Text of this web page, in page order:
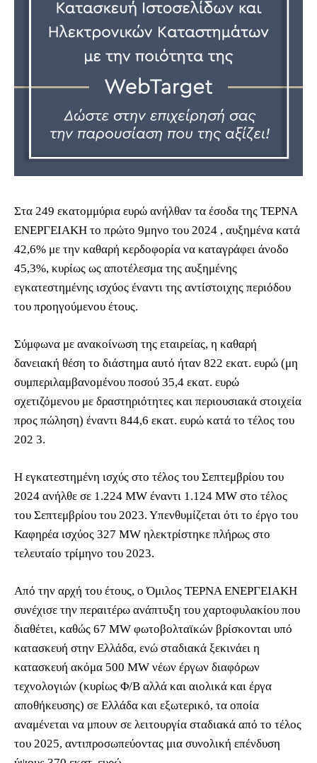
Στα 249 εκατομμύρια ευρώ ανήλθαν τα έσοδα της ΤΕΡΝΑ
ΕΝΕΡΓΕΙΑΚΗ το πρώτο 9μηνο του 2024 , αυξημένα κατά
42,6% με την καθαρή κερδοφορία να καταγράφει άνοδο
45,3%, κυρίως ως αποτέλεσμα της αυξημένης
εγκατεστημένης ισχύος έναντι της αντίστοιχης περιόδου
του προηγούμενου έτους.
Σύμφωνα με ανακοίνωση της εταιρείας, η καθαρή
δανειακή θέση το διάστημα αυτό ήταν 822 εκατ. ευρώ (μη
συμπεριλαμβανομένου ποσού 35,4 εκατ. ευρώ
σχετιζόμενου με δραστηριότητες και περιουσιακά στοιχεία
προς πώληση) έναντι 844,6 εκατ. ευρώ κατά το τέλος του
202 3.
Η εγκατεστημένη ισχύς στο τέλος του Σεπτεμβρίου του
2024 ανήλθε σε 1.224 MW έναντι 1.124 MW στο τέλος
του Σεπτεμβρίου του 2023. Υπενθυμίζεται ότι το έργο του
Καφηρέα ισχύος 327 MW ηλεκτρίστηκε πλήρως στο
τελευταίο τρίμηνο του 2023.
Από την αρχή του έτους, ο Όμιλος ΤΕΡΝΑ ΕΝΕΡΓΕΙΑΚΗ
συνέχισε την περαιτέρω ανάπτυξη του χαρτοφυλακίου που
διαθέτει, καθώς 67 MW φωτοβολταϊκών βρίσκονται υπό
κατασκευή στην Ελλάδα, ενώ σταδιακά ξεκινάει η
κατασκευή ακόμα 500 MW νέων έργων διαφόρων
τεχνολογιών (κυρίως Φ/Β αλλά και αιολικά και έργα
αποθήκευσης) σε Ελλάδα και εξωτερικό, τα οποία
αναμένεται να μπουν σε λειτουργία σταδιακά από το τέλος
του 2025, αντιπροσωπεύοντας μια συνολική επένδυση